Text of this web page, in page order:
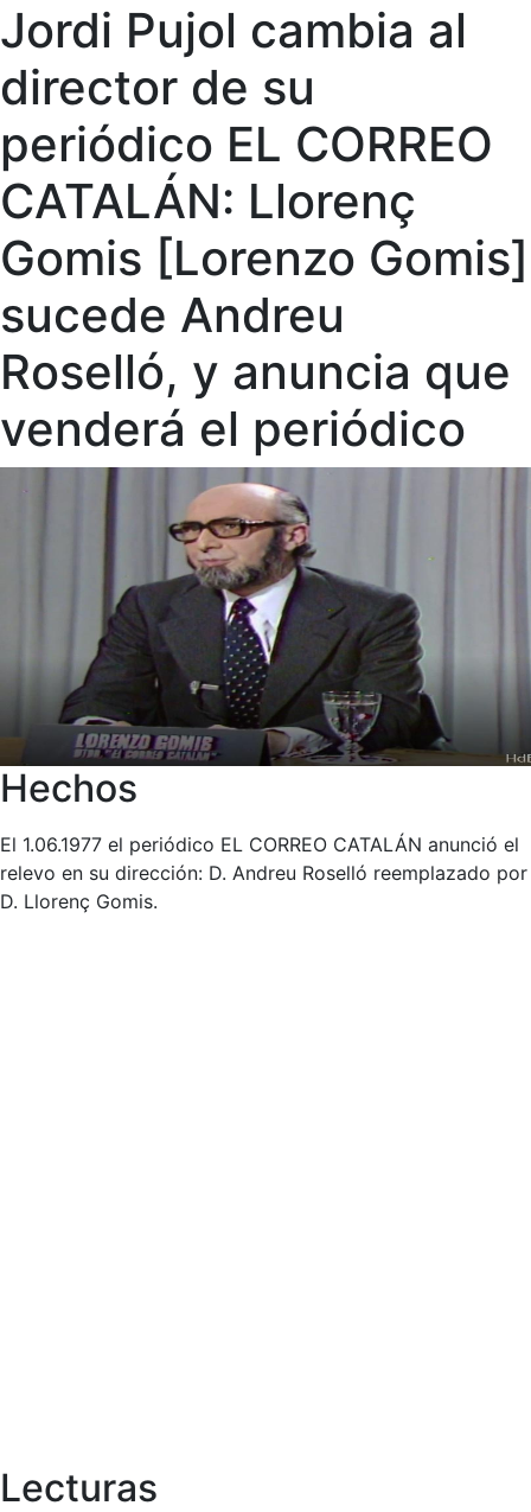
Jordi Pujol cambia al
director de su
periódico EL CORREO
CATALÁN: Llorenç
Gomis [Lorenzo Gomis]
sucede Andreu
Roselló, y anuncia que
venderá el periódico
Hechos
El 1.06.1977 el periódico EL CORREO CATALÁN anunció el
relevo en su dirección: D. Andreu Roselló reemplazado por
D. Llorenç Gomis.
Lecturas